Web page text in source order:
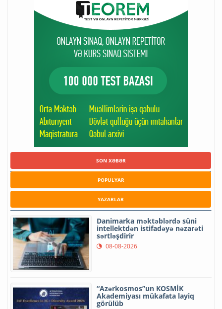
SON XƏBƏR
POPULYAR
YAZARLAR
Danimarka məktəblərdə süni
intellektdən istifadəyə nəzarəti
sərtləşdirir
08-08-2026
“Azərkosmos”un KOSMİK
Akademiyası mükafata layiq
görülüb